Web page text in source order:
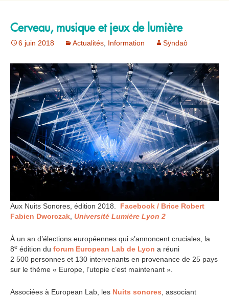
contenu
Cerveau, musique et jeux de lumière
6 juin 2018 Actualités, Information Sÿndaô
Aux Nuits Sonores, édition 2018. Facebook / Brice Robert
Fabien Dworczak Université Lumière Lyon 2
À un an d’élections européennes qui s’annoncent cruciales, la
8e édition du forum European Lab de Lyon a réuni
2 500 personnes et 130 intervenants en provenance de 25 pays
sur le thème « Europe, l’utopie c’est maintenant ».
Associées à European Lab, les Nuits sonores , associant